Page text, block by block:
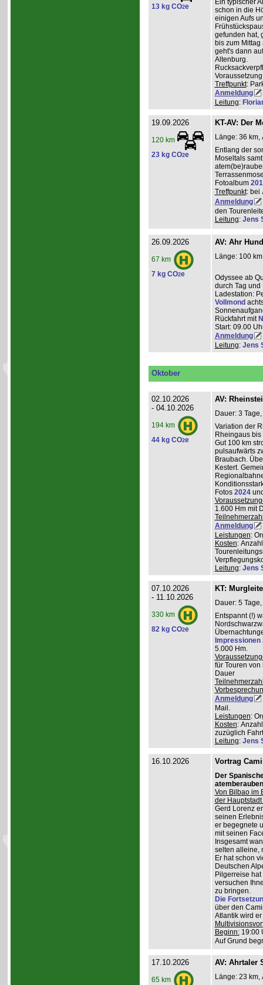
13 kg CO2e
Ein typischer
schon in die
einigen Aufs
gefunden hat,
bis zum
geht's dann
Altenburg.
Treffpunkt:
Anmeldung
Leitung:
19.09.2026
120 km
23 kg CO2e
KT-AV: Der
Länge: 36 km,
Entlang der
Moseltals
Fotoalbum
Treffpunkt: bei
Anmeldung
den
Leitung: Jens
26.09.2026
67 km
7 kg CO2e
AV: Ahr
Länge: 100
Odyssee ab
durch Tag
Ladestation:
Vollmond
Rückfahrt mit
Start: 09.00
Anmeldung
Leitung: Jens
Oktober
02.10.2026
- 04.10.2026
194 km
44 kg CO2e
AV:
Dauer: 3
Variation der
Rheingaus
Gut 100 km
pulsaufwärts
Braubach.
Kestert.
Fotos 2024
1.600 Hm mit
Anmeldung
Leistungen:
Kosten:
Leitung: Jens
07.10.2026
- 11.10.2026
330 km
82 kg CO2e
KT:
Dauer: 5
Entspannt (!)
Impressionen
5.000 Hm.
für Touren
Dauer
Anmeldung
Mail.
Leistungen:
Kosten:
zuzüglich
Leitung: Jens
16.10.2026 Vortrag
Der
Von Bilbao im
der
Gerd Lorenz
seinen
er begegnete
mit seinen
Insgesamt
selten alleine,
Er hat schon
Deutschen
Pilgerreise
versuchen
zu bringen.
Die
über den
Atlantik wird
Beginn:19:00
Auf Grund
17.10.2026
65 km
AV: Ahrtaler
Länge: 23 km,